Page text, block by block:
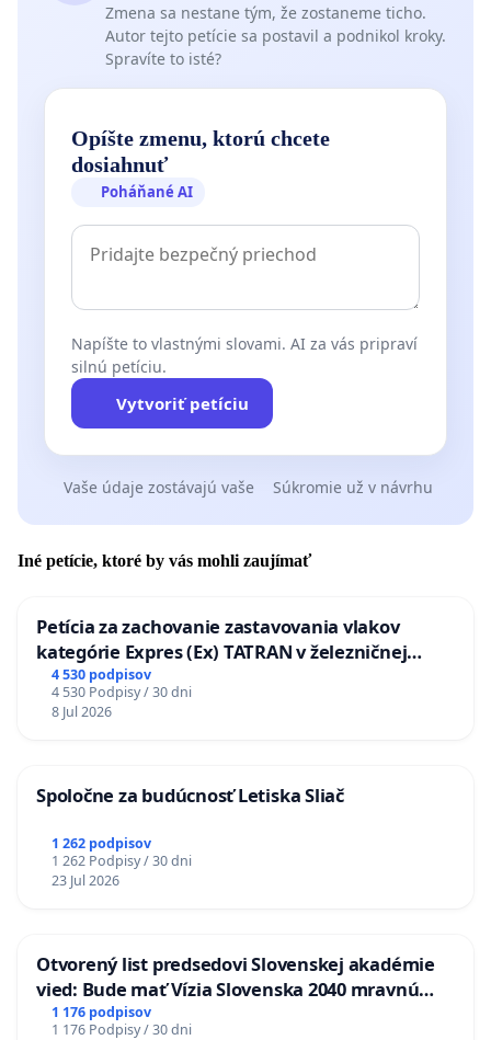
Zmena sa nestane tým, že zostaneme ticho.
Autor tejto petície sa postavil a podnikol kroky.
Spravíte to isté?
Opíšte zmenu, ktorú chcete
dosiahnuť
Poháňané AI
Napíšte to vlastnými slovami. AI za vás pripraví
silnú petíciu.
Vytvoriť petíciu
Vaše údaje zostávajú vaše Súkromie už v návrhu
Iné petície, ktoré by vás mohli zaujímať
Petícia za zachovanie zastavovania vlakov
kategórie Expres (Ex) TATRAN v železničnej
stanici Púchov
4 530 podpisov
4 530 Podpisy / 30 dni
8 Jul 2026
Spoločne za budúcnosť Letiska Sliač
1 262 podpisov
1 262 Podpisy / 30 dni
23 Jul 2026
Otvorený list predsedovi Slovenskej akadémie
vied: Bude mať Vízia Slovenska 2040 mravnú
chrbticu?
1 176 podpisov
1 176 Podpisy / 30 dni